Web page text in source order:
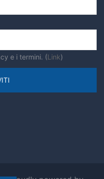
e i termini. (Link)